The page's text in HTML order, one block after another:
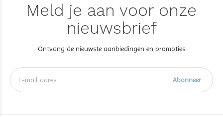
Meld je aan voor onze
nieuwsbrief
Ontvang de nieuwste aanbiedingen en promoties
Abonneer